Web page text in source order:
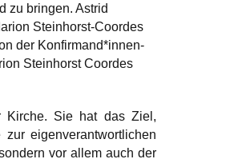
zu bringen. Astrid
Steinhorst-Coordes
der Konfirmand*innen-
Steinhorst Coordes
Kirche. Sie hat das Ziel,
eigenverantwortlichen
vor allem auch der